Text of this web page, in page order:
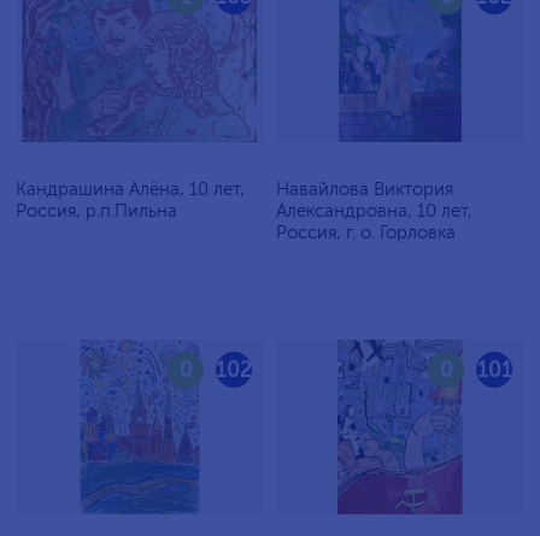
Кандрашина Алёна, 10 лет,
Россия, р.п.Пильна
Навайлова Виктория
Александровна, 10 лет,
Россия, г. о. Горловка
102
0 101
0